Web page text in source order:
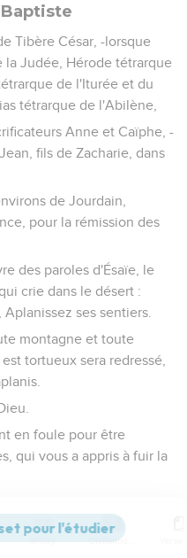
Tibère César, -lorsque
la Judée, Hérode tétrarque
de l'Iturée et du
tétrarque de l'Abilène,
Anne et Caïphe, -
fils de Zacharie, dans
de Jourdain,
pour la rémission des
des paroles d'Ésaïe, le
crie dans le désert :
ses sentiers.
montagne et toute
tortueux sera redressé,
en foule pour être
qui vous a appris à fuir la
: Nous avons
que de ces pierres
Strong